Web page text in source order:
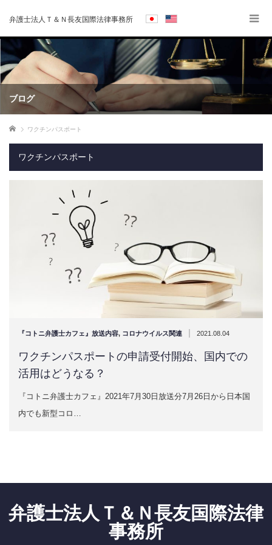
弁護士法人Ｔ＆Ｎ長友国際法律事務所
ブログ
ホーム ワクチンパスポート
ワクチンパスポート
『コトニ弁護士カフェ』放送内容, コロナウイルス関連 | 2021.08.04
ワクチンパスポートの申請受付開始、国内での
活用はどうなる？
『コトニ弁護士カフェ』2021年7月30日放送分7月26日から日本国
内でも新型コロ…
弁護士法人Ｔ＆Ｎ長友国際法律
事務所